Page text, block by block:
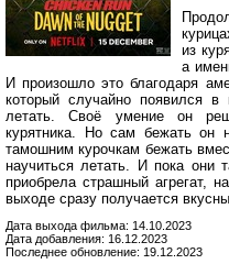
из
а
И произошло это благодаря
который случайно появился в
летать. Своё умение он
курятника. Но сам бежать он
тамошним курочкам бежать
научиться летать. И пока они
приобрела страшный агрегат,
выходе сразу получается
Дата выхода фильма: 14.10.2023
Дата добавления: 16.12.2023
Последнее обновление: 19.12.2023